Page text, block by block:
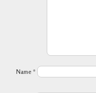
Name *